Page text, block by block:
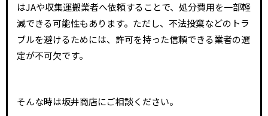
はJAや収集運搬業者へ依頼することで、処分費用を一部軽
減できる可能性もあります。ただし、不法投棄などのトラ
ブルを避けるためには、許可を持った信頼できる業者の選
定が不可欠です。
そんな時は坂井商店にご相談ください。